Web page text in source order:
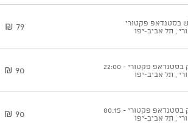
בסטנדאפ פקטורי
, תל אביב-יפו 79 ₪
פקטורי - 22:00
, תל אביב-יפו 90 ₪
פקטורי - 00:15
, תל אביב-יפו 90 ₪